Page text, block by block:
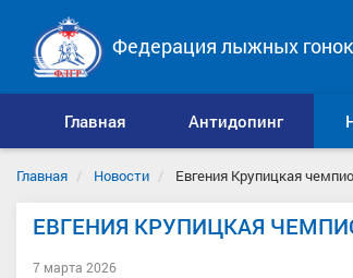
Федерация лыжных
Главная Антидопинг
Главная Новости Евгения Крупицкая
ЕВГЕНИЯ КРУПИЦКАЯ
7 марта 2026